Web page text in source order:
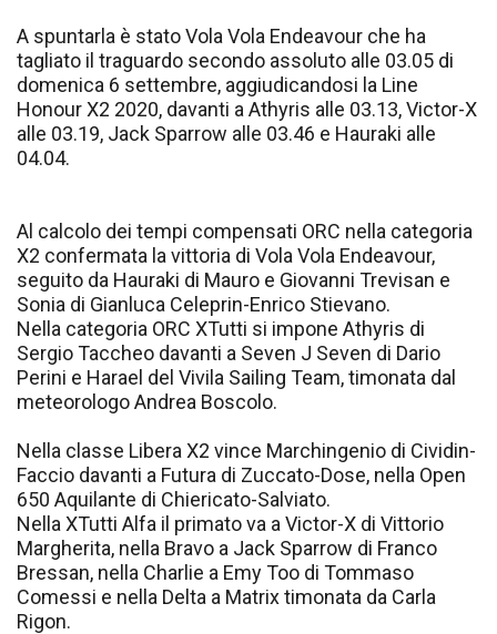
A spuntarla è stato Vola Vola Endeavour che ha
tagliato il traguardo secondo assoluto alle 03.05 di
domenica 6 settembre, aggiudicandosi la Line
Honour X2 2020, davanti a Athyris alle 03.13, Victor-X
alle 03.19, Jack Sparrow alle 03.46 e Hauraki alle
04.04.
Al calcolo dei tempi compensati ORC nella categoria
X2 confermata la vittoria di Vola Vola Endeavour,
seguito da Hauraki di Mauro e Giovanni Trevisan e
Sonia di Gianluca Celeprin-Enrico Stievano.
Nella categoria ORC XTutti si impone Athyris di
Sergio Taccheo davanti a Seven J Seven di Dario
Perini e Harael del Vivila Sailing Team, timonata dal
meteorologo Andrea Boscolo.
Nella classe Libera X2 vince Marchingenio di Cividin-
Faccio davanti a Futura di Zuccato-Dose, nella Open
650 Aquilante di Chiericato-Salviato.
Nella XTutti Alfa il primato va a Victor-X di Vittorio
Margherita, nella Bravo a Jack Sparrow di Franco
Bressan, nella Charlie a Emy Too di Tommaso
Comessi e nella Delta a Matrix timonata da Carla
Rigon.